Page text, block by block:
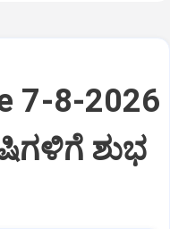
7-8-2026
ಶುಭ